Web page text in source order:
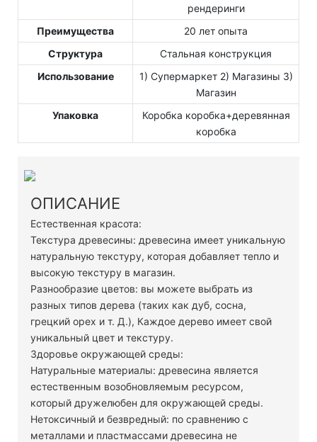
рендеринги
Преимущества
20 лет опыта
Структура
Стальная конструкция
Использование
1) Супермаркет 2) Магазины 3)
Магазин
Упаковка
Коробка коробка+деревянная
коробка
ОПИСАНИЕ
Естественная красота:
Текстура древесины: древесина имеет уникальную
натуральную текстуру, которая добавляет тепло и
высокую текстуру в магазин.
Разнообразие цветов: вы можете выбрать из
разных типов дерева (таких как дуб, сосна,
грецкий орех и т. Д.), Каждое дерево имеет свой
уникальный цвет и текстуру.
Здоровье окружающей среды:
Натуральные материалы: древесина является
естественным возобновляемым ресурсом,
который дружелюбен для окружающей среды.
Нетоксичный и безвредный: по сравнению с
металлами и пластмассами древесина не